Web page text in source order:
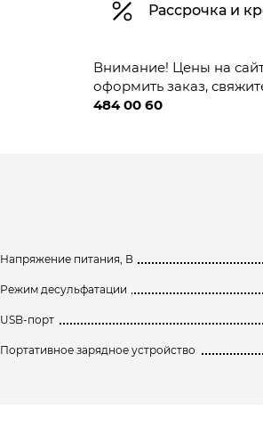
Рассрочка и
Внимание! Цены на
оформить заказ,
484 00 60
Напряжение питания, В
Режим десульфатации
USB-порт
Портативное зарядное устройство